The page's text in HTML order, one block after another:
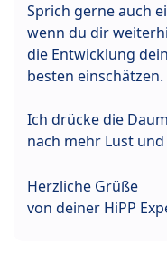
Sprich gerne auch
wenn du dir
die Entwicklung
besten einschätzen.
Ich drücke die
nach mehr Lust
Herzliche Grüße
von deiner HiPP